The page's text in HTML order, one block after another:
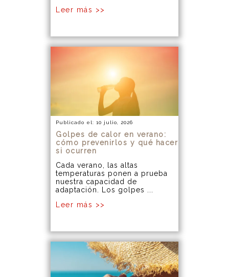
Leer más >>
Publicado el: 10 julio, 2026
Golpes de calor en verano:
cómo prevenirlos y qué hacer
si ocurren
Cada verano, las altas
temperaturas ponen a prueba
nuestra capacidad de
adaptación. Los golpes ...
Leer más >>